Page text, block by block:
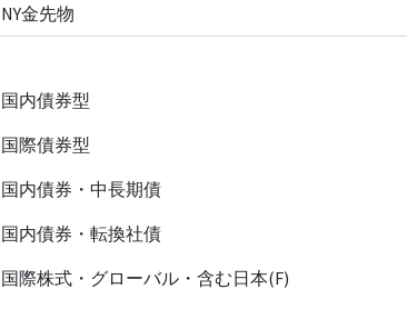
NY金先物
国内債券型
国際債券型
国内債券・中長期債
国内債券・転換社債
国際株式・グローバル・含む日本(F)